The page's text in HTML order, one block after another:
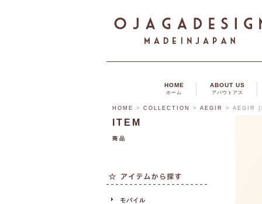
HOME
ホーム
ABOUT US
アバウトアス
HOME > COLLECTION > AEGIR > AEGIR
ITEM
商品
モバイル